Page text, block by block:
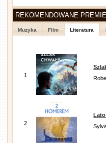
REKOMENDOWANE
Muzyka Film Literatura
1
2
Lato